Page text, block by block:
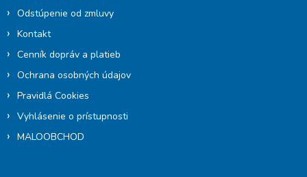
Odstúpenie od zmluvy
Kontakt
Cenník dopráv a platieb
Ochrana osobných údajov
Pravidlá Cookies
Vyhlásenie o prístupnosti
MALOOBCHOD